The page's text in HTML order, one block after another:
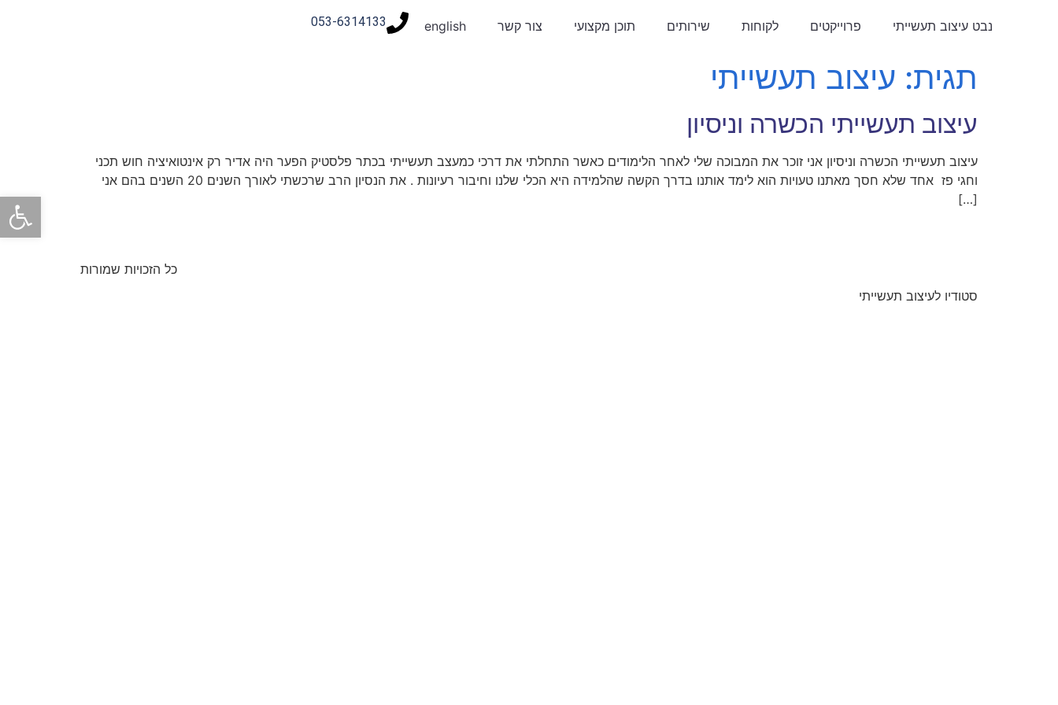
נבט עיצוב תעשייתי פרוייקטים לקוחות שירותים תוכן מקצועי צור קשר english
053-6314133
תגית: עיצוב תעשייתי
עיצוב תעשייתי הכשרה וניסיון
עיצוב תעשייתי הכשרה וניסיון אני זוכר את המבוכה שלי לאחר הלימודים כאשר התחלתי את דרכי כמעצב תעשייתי בכתר פלסטיק הפער היה אדיר רק אינטואיציה חוש תכני
וחגי פז אחד שלא חסך מאתנו טעויות הוא לימד אותנו בדרך הקשה שהלמידה היא הכלי שלנו וחיבור רעיונות . את הנסיון הרב שרכשתי לאורך השנים 20 השנים בהם אני
[…]
סטודיו לעיצוב תעשייתי
כל הזכויות שמורות